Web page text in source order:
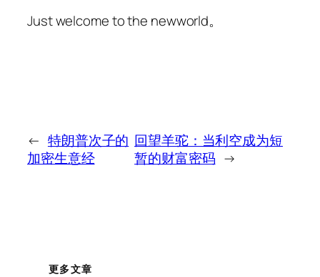
Just welcome to the newworld。
← 特朗普次子的
加密生意经
回望羊驼：当利空成为短
暂的财富密码 →
更多文章